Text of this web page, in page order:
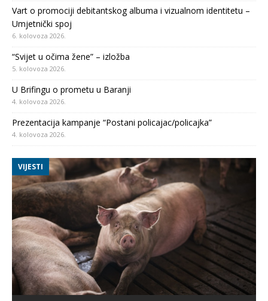
Vart o promociji debitantskog albuma i vizualnom identitetu –
Umjetnički spoj
6. kolovoza 2026.
“Svijet u očima žene” – izložba
5. kolovoza 2026.
U Brifingu o prometu u Baranji
4. kolovoza 2026.
Prezentacija kampanje “Postani policajac/policajka”
4. kolovoza 2026.
VIJESTI